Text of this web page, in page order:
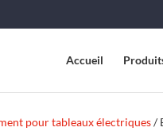
Accueil
pour tableaux électriques/